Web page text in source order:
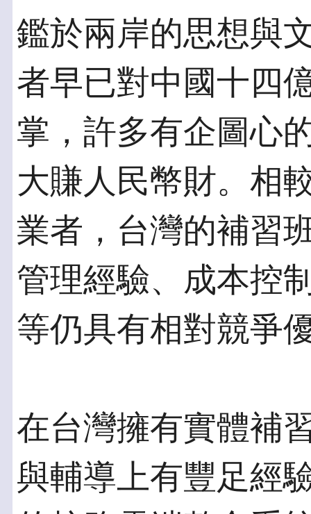
鑑於兩岸的思想與
者早已對中國十四
掌，許多有企圖心
大賺人民幣財。相
業者，台灣的補習
管理經驗、成本控
等仍具有相對競爭
在台灣擁有實體補
與輔導上有豐足經